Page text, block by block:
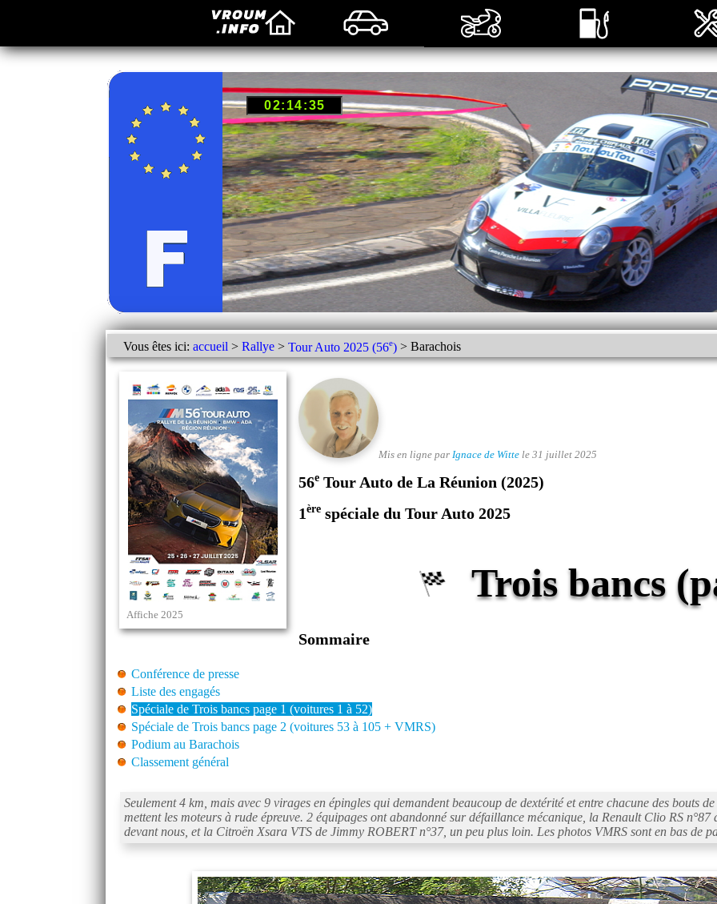
Vous êtes ici: accueil> Rallye> Tour Auto 2025 (56e)> Barachois
Affiche 2025
Mis en ligne parIgnace de Wittele 31 juillet 2025
56e Tour Auto de La Réunion (2025)
1ère spéciale du Tour Auto 2025
Trois bancs
Sommaire
Conférence de presse
Liste des engagés
Spéciale de Trois bancs page 1 (voitures 1 à 52)
Spéciale de Trois bancs page 2 (voitures 53 à 105 + VMRS)
Podium au Barachois
Classement général
Seulement 4 km, mais avec 9 virages en épingles qui demandent beaucoup de dextérité et entre chacune des bouts
mettent les moteurs à rude épreuve. 2 équipages ont abandonné sur défaillance mécanique, la Renault Clio RS
devant nous, et la Citroën Xsara VTS de Jimmy ROBERT n°37, un peu plus loin. Les photos VMRS sont en bas de